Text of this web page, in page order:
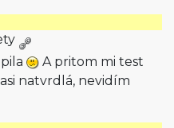
A pritom mi test
natvrdlá, nevidím